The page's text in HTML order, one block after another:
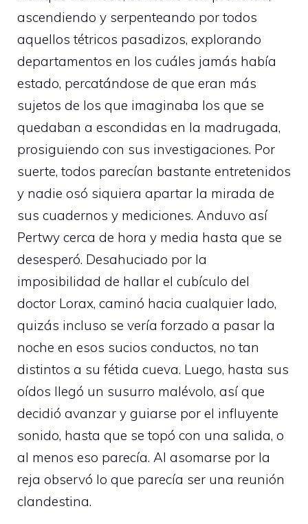
ascendiendo y serpenteando por todos
aquellos tétricos pasadizos, explorando
departamentos en los cuáles jamás había
estado, percatándose de que eran más
sujetos de los que imaginaba los que se
quedaban a escondidas en la madrugada,
prosiguiendo con sus investigaciones. Por
suerte, todos parecían bastante entretenidos
y nadie osó siquiera apartar la mirada de
sus cuadernos y mediciones. Anduvo así
Pertwy cerca de hora y media hasta que se
desesperó. Desahuciado por la
imposibilidad de hallar el cubículo del
doctor Lorax, caminó hacia cualquier lado,
quizás incluso se vería forzado a pasar la
noche en esos sucios conductos, no tan
distintos a su fétida cueva. Luego, hasta sus
oídos llegó un susurro malévolo, así que
decidió avanzar y guiarse por el influyente
sonido, hasta que se topó con una salida, o
al menos eso parecía. Al asomarse por la
reja observó lo que parecía ser una reunión
clandestina.